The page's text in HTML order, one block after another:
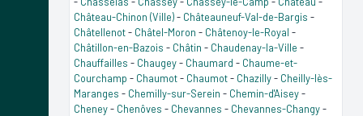
Château-Chinon (Ville)- Châteauneuf-Val-de-Bargis -
Châtellenot- Châtel-Moron - Châtenoy-le-Royal -
Châtillon-en-Bazois - Châtin - Chaudenay-la-Ville -
Chauffailles - Chaugey- Chaumard - Chaume-et-
Courchamp - Chaumot- Chaumot- Chazilly- Cheilly-lès-
Maranges - Chemilly-sur-Serein - Chemin-d'Aisey-
Cheney- Chenôves - Chevannes - Chevannes-Changy-